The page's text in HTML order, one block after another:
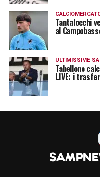
Tantalocchi
al
ULTIMISSIME
Tabellone
LIVE: i